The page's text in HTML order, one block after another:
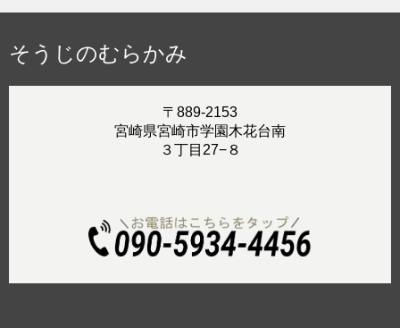
そうじのむらかみ
〒889-2153
宮崎県宮崎市学園木花台南
３丁目27−８